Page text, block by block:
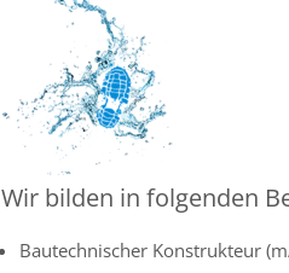
Wir bilden in folgenden
Bautechnischer Konstrukteur